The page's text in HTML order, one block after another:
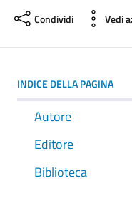
Condividi Vedi
INDICE DELLA PAGINA
Autore
Editore
Biblioteca